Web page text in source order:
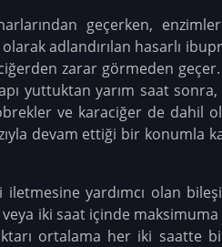
geçerken,
adlandırılan hasarlı
zarar görmeden
yuttuktan yarım saat sonra,
ve karaciğer de dahil
devam ettiği bir konumla
yardımcı olan
iki saat içinde
ortalama her iki saatte